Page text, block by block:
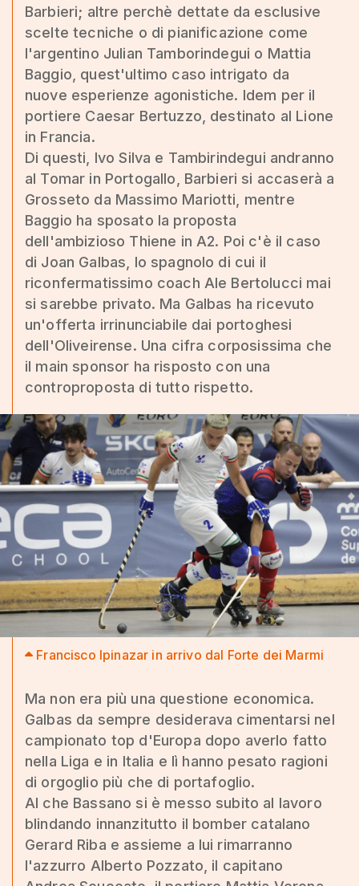
Barbieri; altre perchè dettate da esclusive
scelte tecniche o di pianificazione come
l'argentino Julian Tamborindegui o Mattia
Baggio, quest'ultimo caso intrigato da
nuove esperienze agonistiche. Idem per il
portiere Caesar Bertuzzo, destinato al Lione
in Francia.
Di questi, Ivo Silva e Tambirindegui andranno
al Tomar in Portogallo, Barbieri si accaserà a
Grosseto da Massimo Mariotti, mentre
Baggio ha sposato la proposta
dell'ambizioso Thiene in A2. Poi c'è il caso
di Joan Galbas, lo spagnolo di cui il
riconfermatissimo coach Ale Bertolucci mai
si sarebbe privato. Ma Galbas ha ricevuto
un'offerta irrinunciabile dai portoghesi
dell'Oliveirense. Una cifra corposissima che
il main sponsor ha risposto con una
controproposta di tutto rispetto.
Francisco Ipinazar in arrivo dal Forte dei Marmi
Ma non era più una questione economica.
Galbas da sempre desiderava cimentarsi nel
campionato top d'Europa dopo averlo fatto
nella Liga e in Italia e lì hanno pesato ragioni
di orgoglio più che di portafoglio.
Al che Bassano si è messo subito al lavoro
blindando innanzitutto il bomber catalano
Gerard Riba e assieme a lui rimarranno
l'azzurro Alberto Pozzato, il capitano